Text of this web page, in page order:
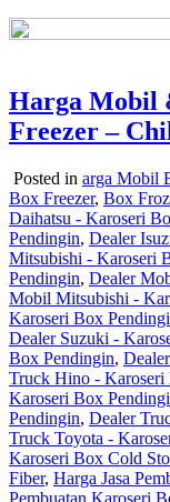
Harga Mobil
Freezer –
Posted in arga Mobil
Box Freezer, Box
Daihatsu - Karoseri
Pendingin, Dealer
Mitsubishi - Karoseri
Pendingin, Dealer
Mobil Mitsubishi -
Karoseri Box
Dealer Suzuki -
Box Pendingin,
Truck Hino - Karoseri
Karoseri Box
Pendingin, Dealer
Truck Toyota -
Karoseri Box Cold
Fiber, Harga Jasa
Pembuatan Karoseri